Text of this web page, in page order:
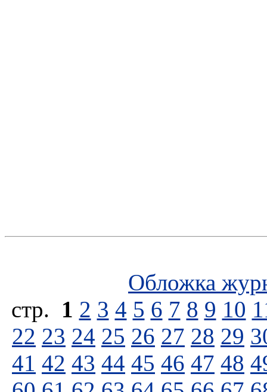
Обложка
стp. 1 2 3 4 5 6 7 8 9 10
22 23 24 25 26 27 28 29
41 42 43 44 45 46 47 48